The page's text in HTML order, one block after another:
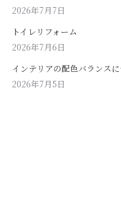
2026年7月7日
トイレリフォーム
2026年7月6日
インテリアの配色バランス
2026年7月5日